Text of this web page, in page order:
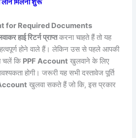
लोन मिलना शुरू
for Required Documents
हाई रिटर्न प्राप्तकरना चाहते हैं तो यह
होने वाले हैं। लेकिन उस से पहले आपकी
चलें कि PPF Account खुलवाने के लिए
होगी। जरूरी यह सभी दस्तावेज पूर्ति
खुलवा सकते हैं जो कि, इस प्रकार